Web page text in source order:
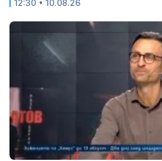
12:30 • 10.08.26